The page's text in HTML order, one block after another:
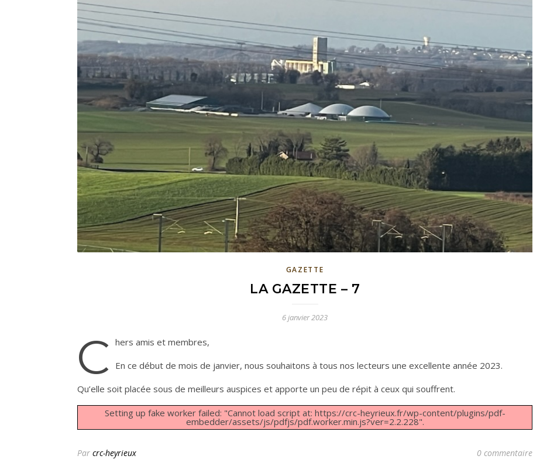
GAZETTE
LA GAZETTE – 7
6 janvier 2023
C hers amis et membres,
En ce début de mois de janvier, nous souhaitons à tous nos lecteurs une excellente année 2023.
Qu’elle soit placée sous de meilleurs auspices et apporte un peu de répit à ceux qui souffrent.
Setting up fake worker failed: "Cannot load script at: https://crc-heyrieux.fr/wp-content/plugins/pdf-
embedder/assets/js/pdfjs/pdf.worker.min.js?ver=2.2.228".
Par crc-heyrieux 0 commentaire